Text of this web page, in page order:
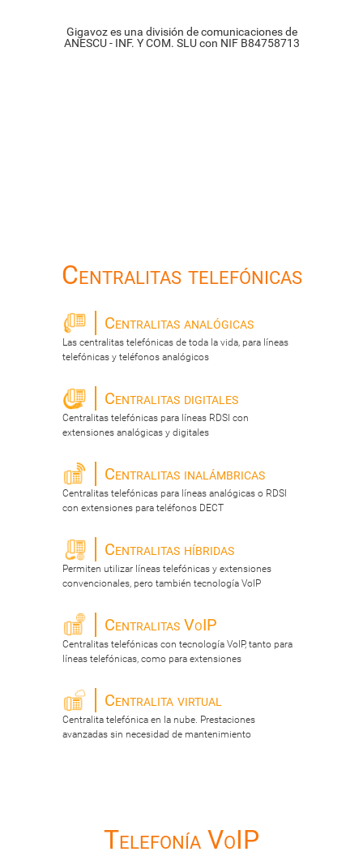
Gigavoz es una división de comunicaciones de
ANESCU - INF. Y COM. SLU con NIF B84758713
Centralitas telefónicas
Centralitas analógicas
Las centralitas telefónicas de toda la vida, para líneas
telefónicas y teléfonos analógicos
Centralitas digitales
Centralitas telefónicas para líneas RDSI con
extensiones analógicas y digitales
Centralitas inalámbricas
Centralitas telefónicas para líneas analógicas o RDSI
con extensiones para teléfonos DECT
Centralitas híbridas
Permiten utilizar líneas telefónicas y extensiones
convencionales, pero también tecnología VoIP
Centralitas VoIP
Centralitas telefónicas con tecnología VoIP, tanto para
líneas telefónicas, como para extensiones
Centralita virtual
Centralita telefónica en la nube. Prestaciones
avanzadas sin necesidad de mantenimiento
Telefonía VoIP